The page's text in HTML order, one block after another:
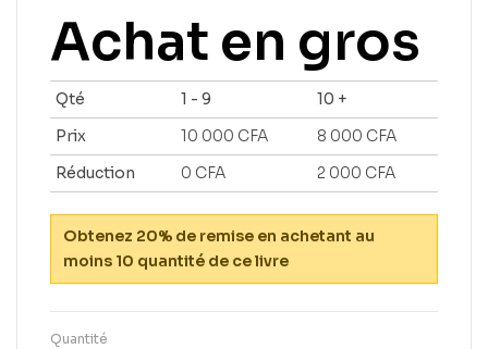
Achat en gros
Qté 1 - 9
10 +
Prix
10 000 CFA 8 000 CFA
Réduction
0 CFA 2 000 CFA
Obtenez 20% de remise en achetant au
moins 10 quantité de ce livre
Quantité